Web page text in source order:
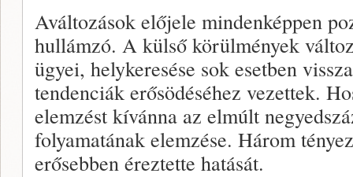
Aváltozások előjele mindenképpen
hullámzó. A külső körülmények
ügyei, helykeresése sok esetben
tendenciák erősödéséhez vezettek.
elemzést kívánna az elmúlt
folyamatának elemzése. Három
erősebben éreztette hatását.